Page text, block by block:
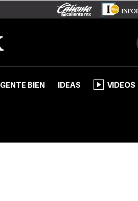
GENTE BIEN IDEAS VIDEOS